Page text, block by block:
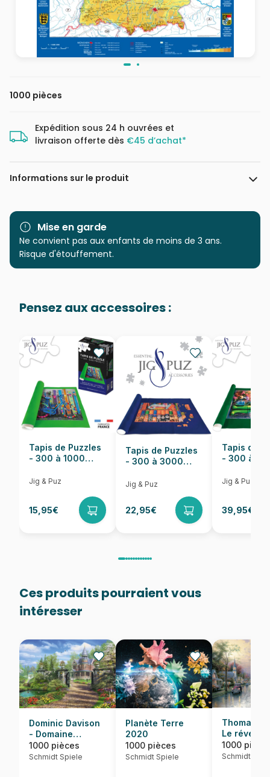
1000 pièces
Expédition sous 24 h ouvrées et
livraison offerte dès €45 d’achat*
Informations sur le produit
Marque Schmidt Spiele
Catégorie
Puzzles - Cartes du Monde
EAN 4001504582876
Nombre de pièces 1000 pièces
Dimensions 69 x 49 cm
Mise en garde
Ne convient pas aux enfants de moins de 3 ans.
Risque d'étouffement.
Pensez aux accessoires :
Tapis de Puzzles
- 300 à 1000
Jig & Puz
15,95€
Tapis de Puzzles
- 300 à 3000
Jig & Puz
22,95€
Tapis de
- 300 à
Jig & Puz
39,95€
Ces produits pourraient vous
intéresser
Dominic Davison
- Domaine
idyllique
1000 pièces
Schmidt Spiele
Planète Terre
2020
1000 pièces
Schmidt Spiele
Thomas
Le réveil
village
1000
Schmidt